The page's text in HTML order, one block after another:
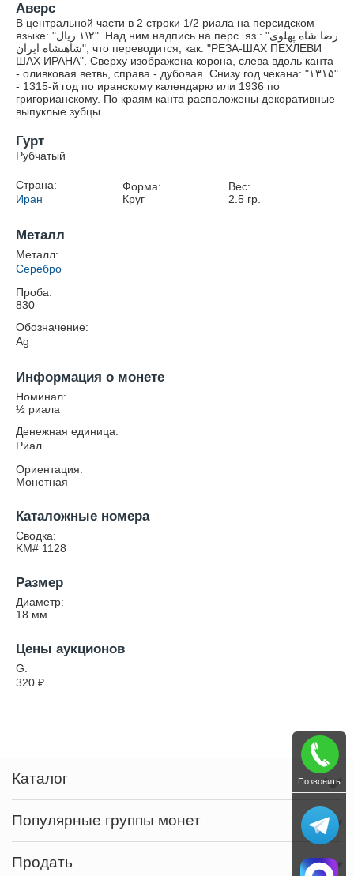
Аверс
В центральной части в 2 строки 1/2 риала на персидском
языке: "ریال‎ ۱\۲". Над ним надпись на перс. яз.: "رضا شاه پهلوی
شاهنشاه ایران", что переводится, как: "РЕЗА-ШАХ ПЕХЛЕВИ
ШАХ ИРАНА". Сверху изображена корона, слева вдоль канта
- оливковая ветвь, справа - дубовая. Снизу год чекана: "۱۳۱۵"
- 1315-й год по иранскому календарю или 1936 по
григорианскому. По краям канта расположены декоративные
выпуклые зубцы.
Гурт
Рубчатый
Страна:
Иран
Форма:
Круг
Вес:
2.5 гр.
Металл
Металл:
Серебро
Проба:
830
Обозначение:
Ag
Информация о монете
Номинал:
½ риала
Денежная единица:
Риал
Ориентация:
Монетная
Каталожные номера
Сводка:
KM# 1128
Размер
Диаметр:
18 мм
Цены аукционов
G:
320 ₽
Каталог
Популярные группы монет
Продать
Позвонить